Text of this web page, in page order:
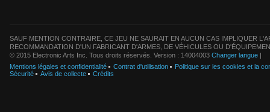
SAUF MENTION CONTRAIRE, CE JEU NE SAURAIT EN AUCUN CAS IMPLIQUER
RECOMMANDATION D'UN FABRICANT D'ARMES, DE VÉHICULES OU
© 2015 Electronic Arts Inc. Tous droits réservés. Version : 14004003 Changer langue |
Mentions légales et confidentialité
Contrat d'utilisation
Politique sur les cookies et la
Sécurité
Avis de collecte Crédits